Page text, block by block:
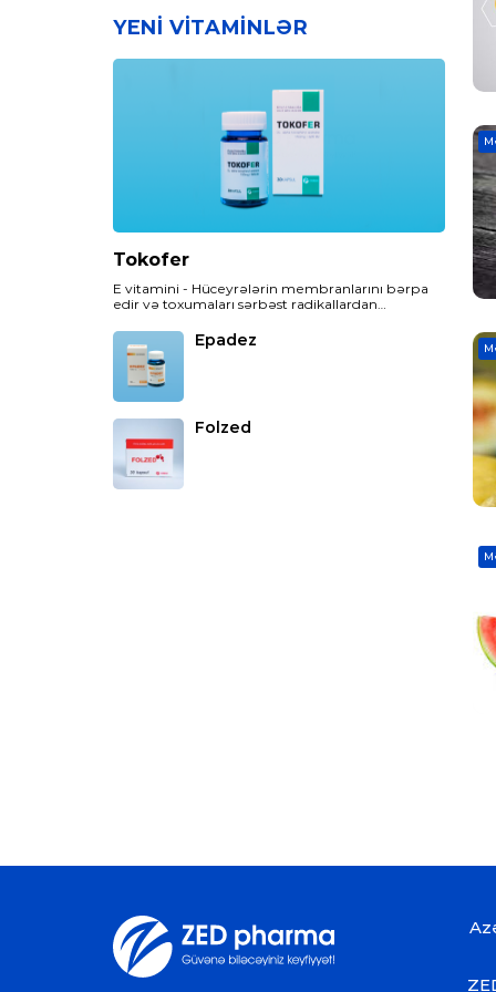
YENI VITAMINLƏR
Tokofer
E vitamini - Hüceyrələrin membranlarını bərpa
edir və toxumaları sərbəst radikallardan
qoruyur.
Epadez
Folzed